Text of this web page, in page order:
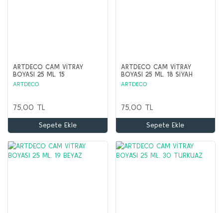
ARTDECO CAM VİTRAY
BOYASI 25 ML. 15
KAHVERENGİ
ARTDECO
75,00 TL
Sepete Ekle
ARTDECO CAM VİTRAY
BOYASI 25 ML. 18 SİYAH
ARTDECO
75,00 TL
Sepete Ekle